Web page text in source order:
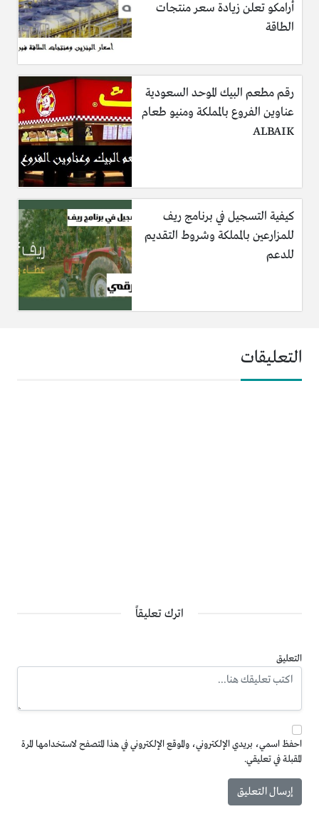
أرامكو تعلن زيادة سعر منتجات
الطاقة
رقم مطعم البيك الموحد السعودية
عناوين الفروع بالمملكة ومنيو طعام
ALBAIK
كيفية التسجيل في برنامج ريف
للمزارعين بالمملكة وشروط التقديم
للدعم
التعليقات
اترك تعليقاً
التعليق
احفظ اسمي، بريدي الإلكتروني، والموقع الإلكتروني في هذا المتصفح لاستخدامها المرة
المقبلة في تعليقي.